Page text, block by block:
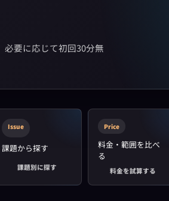
必要に応じて初回30分無
Issue
課題から探す
課題別に探す
Price
料金・範囲を比べ
る
料金を試算する